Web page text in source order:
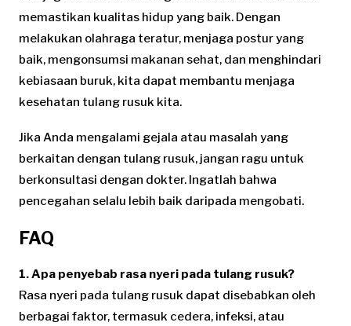
memastikan kualitas hidup yang baik. Dengan
melakukan olahraga teratur, menjaga postur yang
baik, mengonsumsi makanan sehat, dan menghindari
kebiasaan buruk, kita dapat membantu menjaga
kesehatan tulang rusuk kita.
Jika Anda mengalami gejala atau masalah yang
berkaitan dengan tulang rusuk, jangan ragu untuk
berkonsultasi dengan dokter. Ingatlah bahwa
pencegahan selalu lebih baik daripada mengobati.
FAQ
1. Apa penyebab rasa nyeri pada tulang rusuk?
Rasa nyeri pada tulang rusuk dapat disebabkan oleh
berbagai faktor, termasuk cedera, infeksi, atau